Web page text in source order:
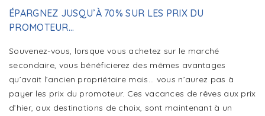
ÉPARGNEZ JUSQU’À 70% SUR LES PRIX DU
PROMOTEUR...
Souvenez-vous, lorsque vous achetez sur le marché
secondaire, vous bénéficierez des mêmes avantages
qu’avait l’ancien propriétaire mais... vous n’aurez pas à
payer les prix du promoteur. Ces vacances de rêves aux prix
d’hier, aux destinations de choix, sont maintenant à un